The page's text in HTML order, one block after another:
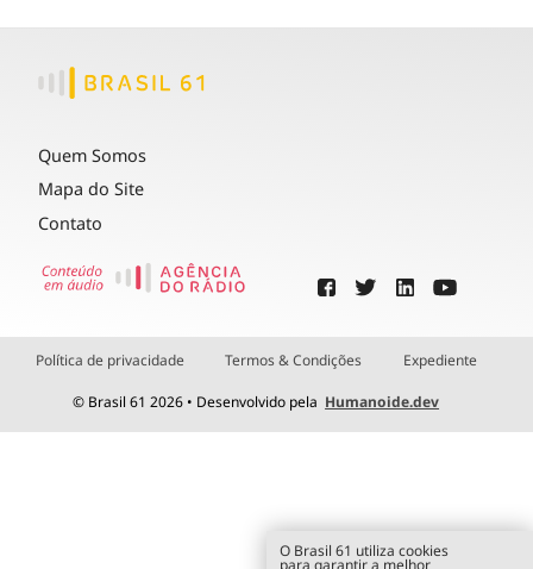
Quem Somos
Mapa do Site
Contato
Política de privacidade Termos & Condições Expediente
© Brasil 61 2026 • Desenvolvido pela Humanoide.dev
O Brasil 61 utiliza cookies